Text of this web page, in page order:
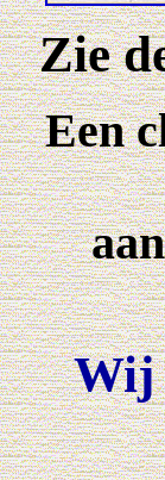
Zie
Een
Wij